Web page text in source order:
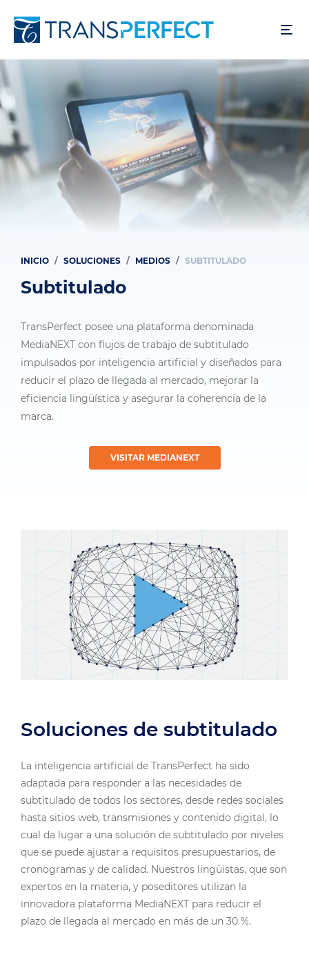
to
content
Breadcrumb
INICIO SOLUCIONES MEDIOS SUBTITULADO
Subtitulado
TransPerfect posee una plataforma denominada
MediaNEXT con flujos de trabajo de subtitulado
impulsados por inteligencia artificial y diseñados para
reducir el plazo de llegada al mercado, mejorar la
eficiencia lingüística y asegurar la coherencia de la
marca.
VISITAR MEDIANEXT
Soluciones de subtitulado
La inteligencia artificial de TransPerfect ha sido
adaptada para responder a las necesidades de
subtitulado de todos los sectores, desde redes sociales
hasta sitios web, transmisiones y contenido digital, lo
cual da lugar a una solución de subtitulado por niveles
que se puede ajustar a requisitos presupuestarios, de
cronogramas y de calidad. Nuestros lingüistas, que son
expertos en la materia, y poseditores utilizan la
innovadora plataforma MediaNEXT para reducir el
plazo de llegada al mercado en más de un 30 %.